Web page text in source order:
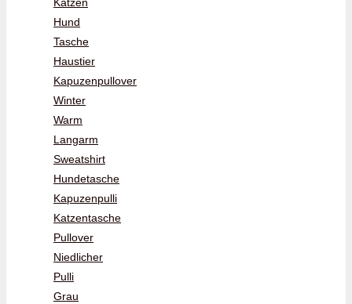
Hund
Tasche
Haustier
Kapuzenpullover
Winter
Warm
Langarm
Sweatshirt
Hundetasche
Kapuzenpulli
Katzentasche
Pullover
Niedlicher
Pulli
Grau